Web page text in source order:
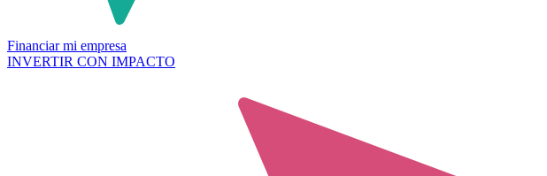
Financiar mi empresa
INVERTIR CON IMPACTO